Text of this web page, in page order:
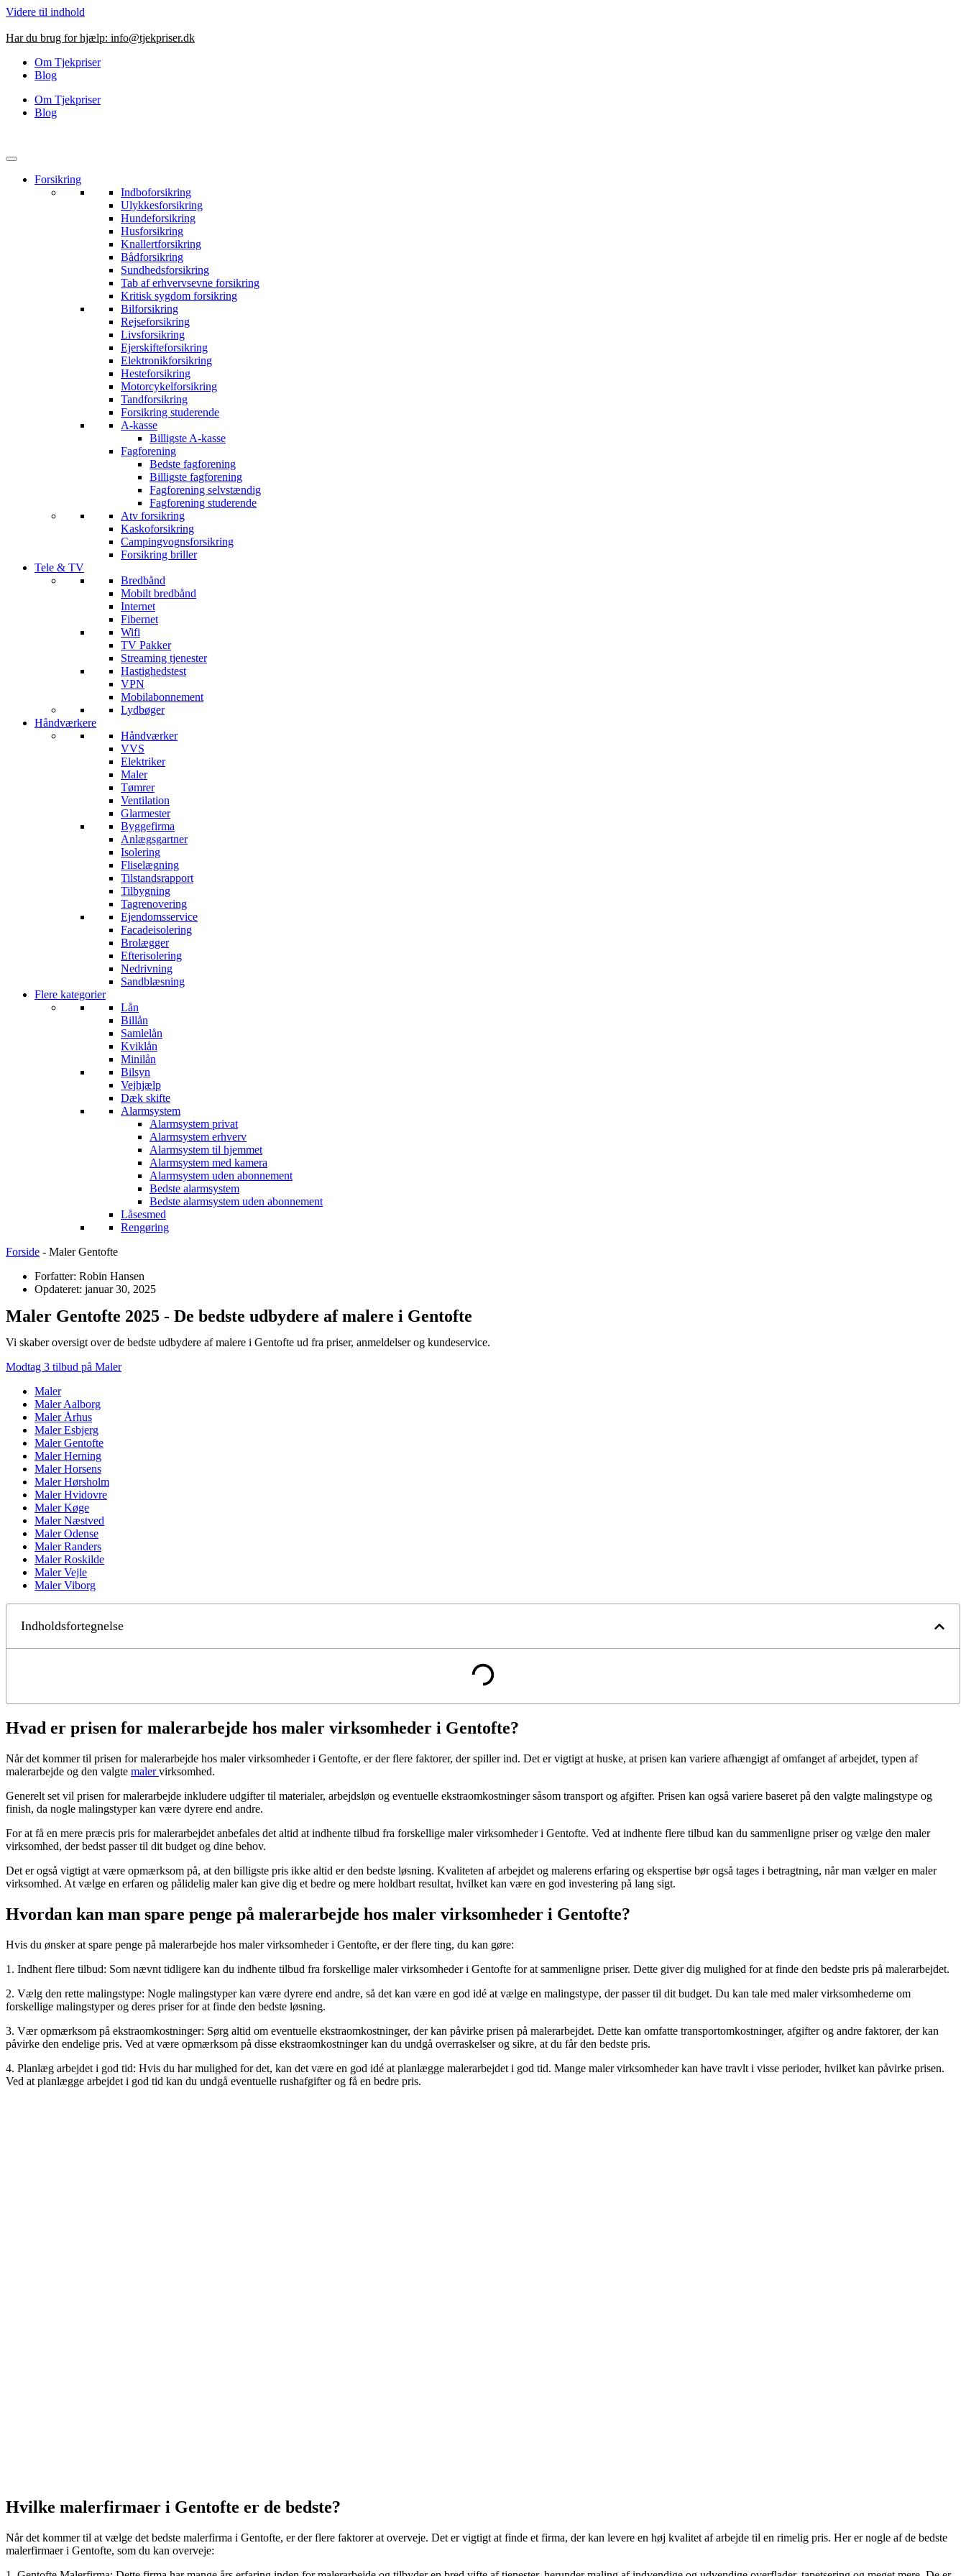
Videre til indhold
Har du brug for hjælp: info@tjekpriser.dk
Om Tjekpriser
Blog
Om Tjekpriser
Blog
Forsikring
Indboforsikring
Ulykkesforsikring
Hundeforsikring
Husforsikring
Knallertforsikring
Bådforsikring
Sundhedsforsikring
Tab af erhvervsevne forsikring
Kritisk sygdom forsikring
Bilforsikring
Rejseforsikring
Livsforsikring
Ejerskifteforsikring
Elektronikforsikring
Hesteforsikring
Motorcykelforsikring
Tandforsikring
Forsikring studerende
A-kasse
Billigste A-kasse
Fagforening
Bedste fagforening
Billigste fagforening
Fagforening selvstændig
Fagforening studerende
Atv forsikring
Kaskoforsikring
Campingvognsforsikring
Forsikring briller
Tele & TV
Bredbånd
Mobilt bredbånd
Internet
Fibernet
Wifi
TV Pakker
Streaming tjenester
Hastighedstest
VPN
Mobilabonnement
Lydbøger
Håndværkere
Håndværker
VVS
Elektriker
Maler
Tømrer
Ventilation
Glarmester
Byggefirma
Anlægsgartner
Isolering
Fliselægning
Tilstandsrapport
Tilbygning
Tagrenovering
Ejendomsservice
Facadeisolering
Brolægger
Efterisolering
Nedrivning
Sandblæsning
Flere kategorier
Lån
Billån
Samlelån
Kviklån
Minilån
Bilsyn
Vejhjælp
Dæk skifte
Alarmsystem
Alarmsystem privat
Alarmsystem erhverv
Alarmsystem til hjemmet
Alarmsystem med kamera
Alarmsystem uden abonnement
Bedste alarmsystem
Bedste alarmsystem uden abonnement
Låsesmed
Rengøring
Forside - Maler Gentofte
Forfatter: Robin Hansen
Opdateret: januar 30, 2025
Maler Gentofte 2025 - De bedste udbydere af malere i Gentofte
Vi skaber oversigt over de bedste udbydere af malere i Gentofte ud fra priser, anmeldelser og kundeservice.
Modtag 3 tilbud på Maler
Maler
Maler Aalborg
Maler Århus
Maler Esbjerg
Maler Gentofte
Maler Herning
Maler Horsens
Maler Hørsholm
Maler Hvidovre
Maler Køge
Maler Næstved
Maler Odense
Maler Randers
Maler Roskilde
Maler Vejle
Maler Viborg
Indholdsfortegnelse
Hvad er prisen for malerarbejde hos maler virksomheder i Gentofte?
Når det kommer til prisen for malerarbejde hos maler virksomheder i Gentofte, er der flere faktorer, der spiller ind. Det er vigtigt at huske, at prisen kan variere afhængigt af omfanget af arbejdet, typen af
malerarbejde og den valgte malervirksomhed.
Generelt set vil prisen for malerarbejde inkludere udgifter til materialer, arbejdsløn og eventuelle ekstraomkostninger såsom transport og afgifter. Prisen kan også variere baseret på den valgte malingstype og
finish, da nogle malingstyper kan være dyrere end andre.
For at få en mere præcis pris for malerarbejdet anbefales det altid at indhente tilbud fra forskellige maler virksomheder i Gentofte. Ved at indhente flere tilbud kan du sammenligne priser og vælge den maler
virksomhed, der bedst passer til dit budget og dine behov.
Det er også vigtigt at være opmærksom på, at den billigste pris ikke altid er den bedste løsning. Kvaliteten af arbejdet og malerens erfaring og ekspertise bør også tages i betragtning, når man vælger en maler
virksomhed. At vælge en erfaren og pålidelig maler kan give dig et bedre og mere holdbart resultat, hvilket kan være en god investering på lang sigt.
Hvordan kan man spare penge på malerarbejde hos maler virksomheder i Gentofte?
Hvis du ønsker at spare penge på malerarbejde hos maler virksomheder i Gentofte, er der flere ting, du kan gøre:
1. Indhent flere tilbud: Som nævnt tidligere kan du indhente tilbud fra forskellige maler virksomheder i Gentofte for at sammenligne priser. Dette giver dig mulighed for at finde den bedste pris på malerarbejdet.
2. Vælg den rette malingstype: Nogle malingstyper kan være dyrere end andre, så det kan være en god idé at vælge en malingstype, der passer til dit budget. Du kan tale med maler virksomhederne om
forskellige malingstyper og deres priser for at finde den bedste løsning.
3. Vær opmærksom på ekstraomkostninger: Sørg altid om eventuelle ekstraomkostninger, der kan påvirke prisen på malerarbejdet. Dette kan omfatte transportomkostninger, afgifter og andre faktorer, der kan
påvirke den endelige pris. Ved at være opmærksom på disse ekstraomkostninger kan du undgå overraskelser og sikre, at du får den bedste pris.
4. Planlæg arbejdet i god tid: Hvis du har mulighed for det, kan det være en god idé at planlægge malerarbejdet i god tid. Mange maler virksomheder kan have travlt i visse perioder, hvilket kan påvirke prisen.
Ved at planlægge arbejdet i god tid kan du undgå eventuelle rushafgifter og få en bedre pris.
Hvilke malerfirmaer i Gentofte er de bedste?
Når det kommer til at vælge det bedste malerfirma i Gentofte, er der flere faktorer at overveje. Det er vigtigt at finde et firma, der kan levere en høj kvalitet af arbejde til en rimelig pris. Her er nogle af de bedste
malerfirmaer i Gentofte, som du kan overveje: